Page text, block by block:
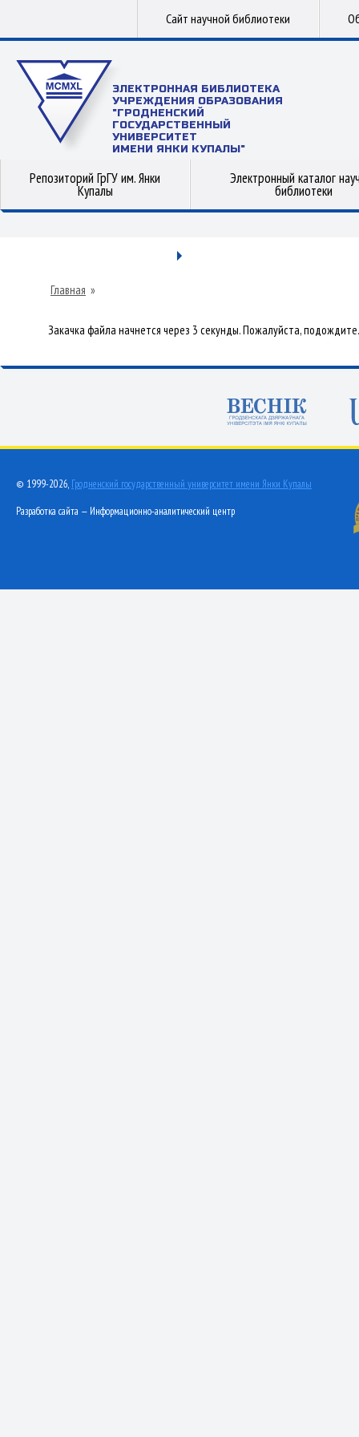
Сайт научной библиотеки
ЭЛЕКТРОННАЯ БИБЛИОТЕКА
УЧРЕЖДЕНИЯ ОБРАЗОВАНИЯ
"ГРОДНЕНСКИЙ
ГОСУДАРСТВЕННЫЙ
УНИВЕРСИТЕТ
ИМЕНИ ЯНКИ КУПАЛЫ"
Репозиторий ГрГУ им. Янки
Купалы
Электронный каталог
библиотеки
Главная »
Закачка файла начнется через 3 секунды. Пожалуйста, подождите.
© 1999-2026, Гродненский государственный университет имени Янки Купалы
Разработка сайта — Информационно-аналитический центр